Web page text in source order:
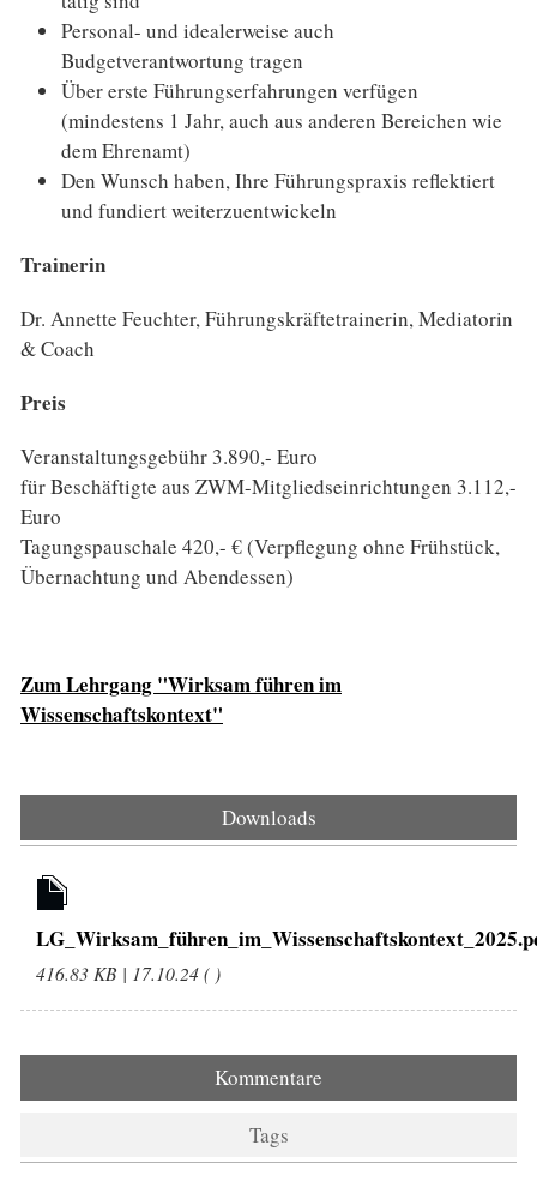
Personal- und idealerweise auch
Budgetverantwortung tragen
Über erste Führungserfahrungen verfügen
(mindestens 1 Jahr, auch aus anderen Bereichen wie
dem Ehrenamt)
Den Wunsch haben, Ihre Führungspraxis reflektiert
und fundiert weiterzuentwickeln
Trainerin
Dr. Annette Feuchter, Führungskräftetrainerin, Mediatorin
& Coach
Preis
Veranstaltungsgebühr 3.890,- Euro
für Beschäftigte aus ZWM-Mitgliedseinrichtungen 3.112,-
Euro
Tagungspauschale 420,- € (Verpflegung ohne Frühstück,
Übernachtung und Abendessen)
Zum Lehrgang "Wirksam führen im
Wissenschaftskontext"
Downloads
416.83 KB | 17.10.24 ( )
Kommentare
Tags